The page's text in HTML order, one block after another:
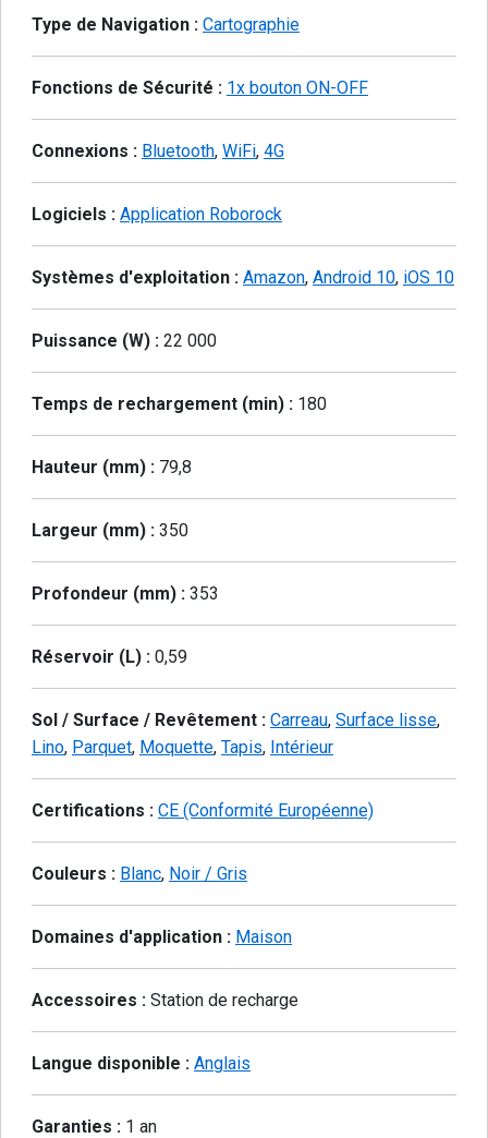
Type de Navigation : Cartographie
Fonctions de Sécurité : 1x bouton ON-OFF
Connexions : Bluetooth, WiFi, 4G
Logiciels : Application Roborock
Systèmes d'exploitation : Amazon, Android 10, iOS 10
Puissance (W) : 22 000
Temps de rechargement (min) : 180
Hauteur (mm) : 79,8
Largeur (mm) : 350
Profondeur (mm) : 353
Réservoir (L) : 0,59
Sol / Surface / Revêtement : Carreau, Surface lisse,
Lino, Parquet, Moquette, Tapis, Intérieur
Certifications : CE (Conformité Européenne)
Couleurs : Blanc, Noir / Gris
Domaines d'application : Maison
Accessoires : Station de recharge
Langue disponible : Anglais
Garanties : 1 an